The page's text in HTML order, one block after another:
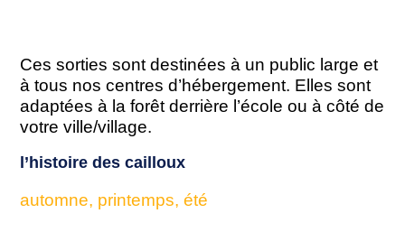
Ces sorties sont destinées à un public large et
à tous nos centres d’hébergement. Elles sont
adaptées à la forêt derrière l’école ou à côté de
votre ville/village.
l’histoire des cailloux
automne, printemps, été